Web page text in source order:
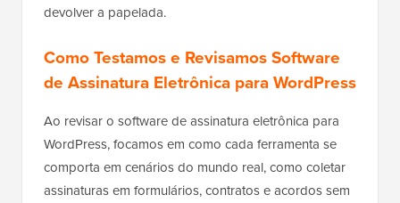
devolver a papelada.
Como Testamos e Revisamos Software
de Assinatura Eletrônica para WordPress
Ao revisar o software de assinatura eletrônica para
WordPress, focamos em como cada ferramenta se
comporta em cenários do mundo real, como coletar
assinaturas em formulários, contratos e acordos sem